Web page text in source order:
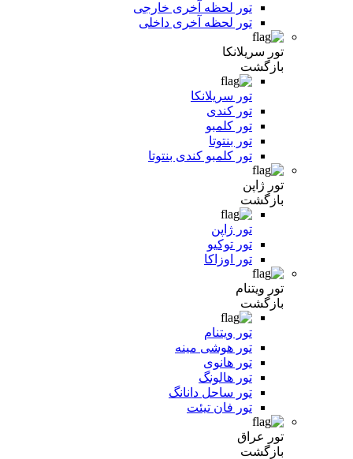
تور لحظه آخری خارجی
تور لحظه آخری داخلی
تور سریلانکا
بازگشت
تور سریلانکا
تور کندی
تور کلمبو
تور بنتوتا
تور کلمبو کندی بنتوتا
تور ژاپن
بازگشت
تور ژاپن
تور توکیو
تور اوزاکا
تور ویتنام
بازگشت
تور ویتنام
تور هوشی مینه
تور هانوی
تور هالونگ
تور ساحل دانانگ
تور فان تیئت
تور عراق
بازگشت